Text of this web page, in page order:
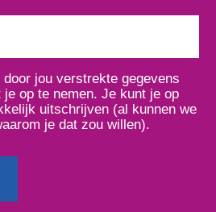
jou verstrekte gegevens
op te nemen. Je kunt je op
uitschrijven (al kunnen we
je dat zou willen).